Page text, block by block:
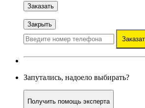
Заказать
Закрыть
Запутались, надоело выбирать?
Получить помощь эксперта